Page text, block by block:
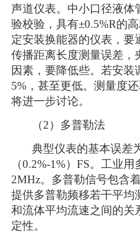
声道仪表。中小口径液
验校验，具有±0.5%R的
定安装换能器的仪表，
传播距离长度测量误差，
因素，要降低些。若安
5%，甚至更低。测量度
将进一步讨论。
（2）多普勒法
典型仪表的基本误差
（0.2%-1%）FS。工业
2MHz。多普勒信号包含
提供多普勒频移若干平均
和流体平均流速之间的关
定性。